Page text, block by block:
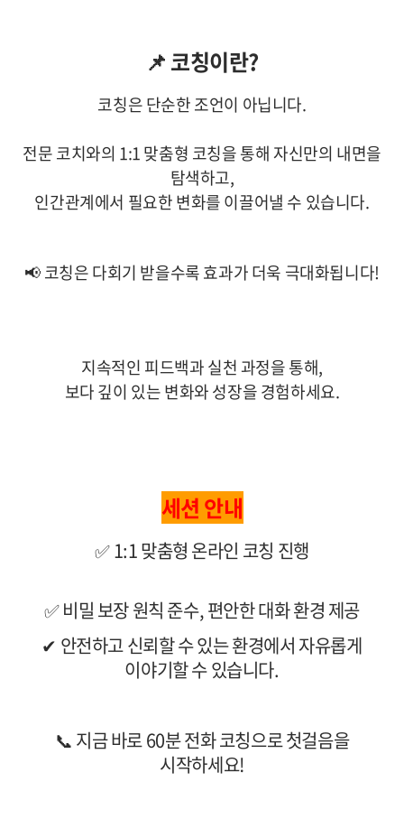
📌 코칭이란?
코칭은 단순한 조언이 아닙니다.
전문 코치와의 1:1 맞춤형 코칭을 통해 자신만의 내면을
탐색하고,
인간관계에서 필요한 변화를 이끌어낼 수 있습니다.
📢코칭은 다회기 받을수록 효과가 더욱 극대화됩니다!
지속적인 피드백과 실천 과정을 통해,
보다 깊이 있는 변화와 성장을 경험하세요.
세션 안내
✅1:1 맞춤형 온라인 코칭 진행
✅비밀 보장 원칙 준수, 편안한 대화 환경 제공
✔ 안전하고 신뢰할 수 있는 환경에서 자유롭게
이야기할 수 있습니다.
📞 지금 바로 60분 전화 코칭으로 첫걸음을
시작하세요!